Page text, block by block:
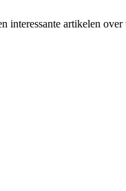
artikelen over